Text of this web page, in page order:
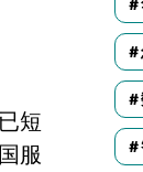
短
服